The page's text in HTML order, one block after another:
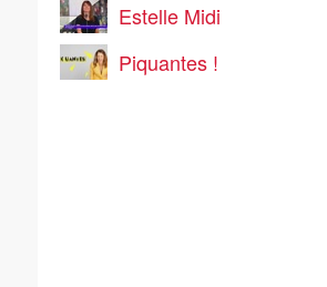
Estelle Midi
Piquantes !